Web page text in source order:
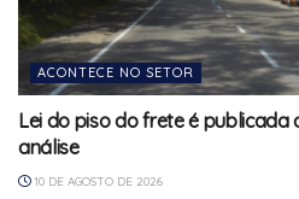
ACONTECE NO SETOR
Lei do piso do frete é publicada
análise
10 DE AGOSTO DE 2026